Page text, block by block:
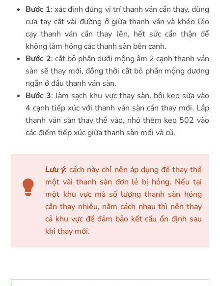
Bước 1: xác định đúng vị trí thanh ván cần thay, dùng
cưa tay cắt vài đường ở giữa thanh ván và khéo léo
cạy thanh ván cần thay lên, hết sức cẩn thận để
không làm hỏng các thanh sàn bên cạnh.
Bước 2: cắt bỏ phần dưới mộng âm 2 cạnh thanh ván
sàn sẽ thay mới, đồng thời cắt bỏ phần mộng dương
ngắn ở đầu thanh ván sàn.
Bước 3: làm sạch khu vực thay sàn, bôi keo sữa vào
4 cạnh tiếp xúc với thanh ván sàn cần thay mới. Lắp
thanh ván sàn thay thế vào, nhỏ thêm keo 502 vào
các điểm tiếp xúc giữa thanh sàn mới và cũ.
Lưu ý: cách này chỉ nên áp dụng để thay thế
một vài thanh sàn đơn lẻ bị hỏng. Nếu tại
một khu vực mà số lượng thanh sàn hỏng
cần thay nhiều, nằm cách nhau thì nên thay
cả khu vực để đảm bảo kết cấu ổn định sau
khi thay mới.